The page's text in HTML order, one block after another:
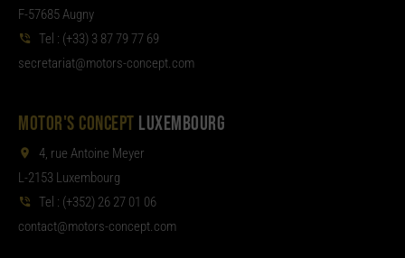
F-57685 Augny
Tel : (+33) 3 87 79 77 69
moc.tpecnoc-sro
tom@tair
aterces
MOTOR'S CONCEPT LUXEMBOURG
4, rue Antoine Meyer
L-2153 Luxembourg
Tel : (+352) 26 27 01 06
moc.tpecnoc-sro
tom@tcat
noc